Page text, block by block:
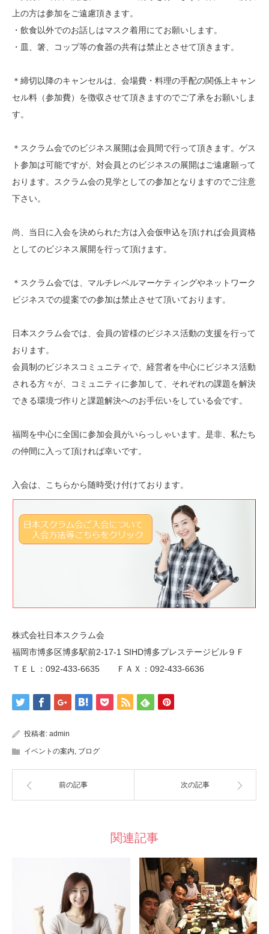
上の方は参加をご遠慮頂きます。
・飲食以外でのお話しはマスク着用にてお願いします。
・皿、箸、コップ等の食器の共有は禁止とさせて頂きます。
＊締切以降のキャンセルは、会場費・料理の手配の関係上キャン
セル料（参加費）を徴収させて頂きますのでご了承をお願いしま
す。
＊スクラム会でのビジネス展開は会員間で行って頂きます。ゲス
ト参加は可能ですが、対会員とのビジネスの展開はご遠慮願って
おります。スクラム会の見学としての参加となりますのでご注意
下さい。
尚、当日に入会を決められた方は入会仮申込を頂ければ会員資格
としてのビジネス展開を行って頂けます。
＊スクラム会では、マルチレベルマーケティングやネットワーク
ビジネスでの提案での参加は禁止させて頂いております。
日本スクラム会では、会員の皆様のビジネス活動の支援を行って
おります。
会員制のビジネスコミュニティで、経営者を中心にビジネス活動
される方々が、コミュニティに参加して、それぞれの課題を解決
できる環境づ作りと課題解決へのお手伝いをしている会です。
福岡を中心に全国に参加会員がいらっしゃいます。是非、私たち
の仲間に入って頂ければ幸いです。
入会は、こちらから随時受け付けております。
株式会社日本スクラム会
福岡市博多区博多駅前2-17-1 SIHD博多プレステージビル９Ｆ
ＴＥＬ：092-433-6635 ＦＡＸ：092-433-6636
投稿者: admin
イベントの案内, ブログ
前の記事 次の記事
関連記事